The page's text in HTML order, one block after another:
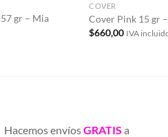
gr – Mia
COVER
Cover Pink 15 gr
$660,00 IVA
Hacemos envíosGRATIS a